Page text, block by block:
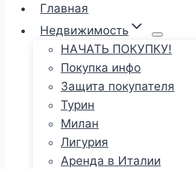
Главная
Недвижимость
НАЧАТЬ ПОКУПКУ!
Покупка инфо
Защита покупателя
Турин
Милан
Лигурия
Аренда в Италии